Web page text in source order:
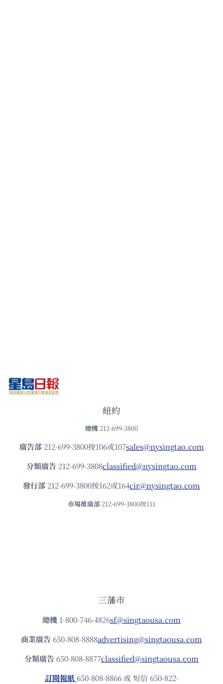
紐約
總機 212-699-3800
廣告部212-699-3800按106或107sales@nysingtao.com
分類廣告 212-699-3808classified@nysingtao.com
發⾏部 212-699-3800按162或164cir@nysingtao.com
市場推廣部 212-699-3800按111
三藩市
總機 1-800-746-4826sf@singtaousa.com
商業廣告 650-808-8888advertising@singtaousa.com
分類廣告 650-808-8877classified@singtaousa.com
訂閱報紙 650-808-8866 或 短信 650-822-